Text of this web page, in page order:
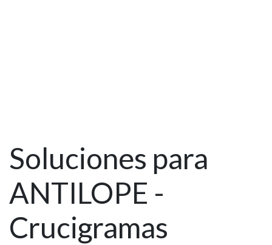
Soluciones para
ANTILOPE -
Crucigramas